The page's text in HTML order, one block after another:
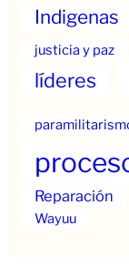
Indigenas
justicia y paz
líderes
Reparación
Wayuu